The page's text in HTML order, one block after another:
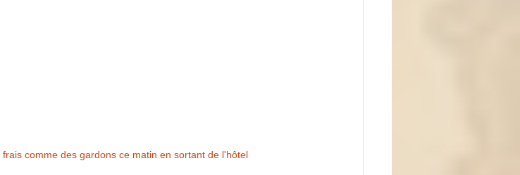
comme des gardons ce matin en sortant de l'hôtel